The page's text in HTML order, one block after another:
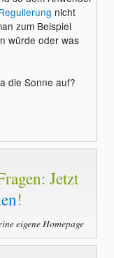
nicht
zum Beispiel
würde oder was
die Sonne auf?
Jetzt
!
eigene Homepage